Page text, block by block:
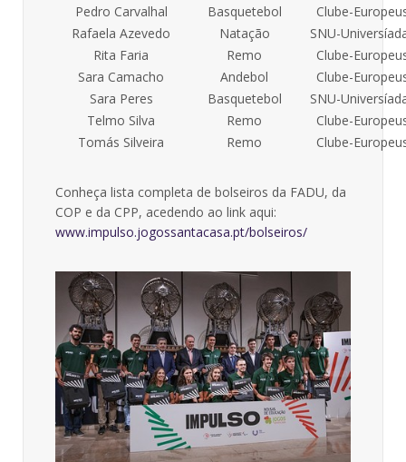
Pedro Carvalhal
Basquetebol
Clube-
Rafaela Azevedo
Natação
SNU-
Rita Faria
Remo
Clube-
Sara Camacho
Andebol
Clube-
Sara Peres
Basquetebol
SNU-
Telmo Silva
Remo
Clube-
Tomás Silveira
Remo Clube-
Conheça lista completa de bolseiros da FADU, da
COP e da CPP, acedendo ao link aqui:
www.impulso.jogossantacasa.pt/bolseiros/